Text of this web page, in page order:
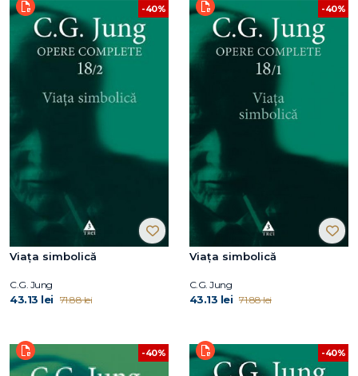
-40%
Viaţa simbolică
C.G. Jung
43.13 lei 71.88 lei
-40%
Viaţa simbolică
C.G. Jung
43.13 lei 71.88 lei
-40% -40%